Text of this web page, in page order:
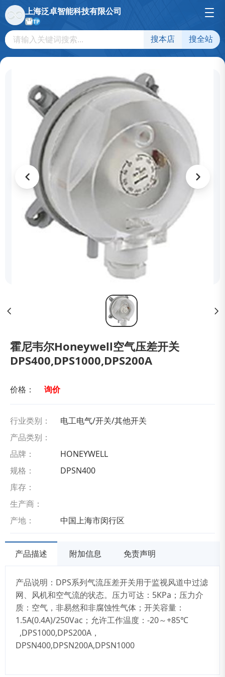
上海泛卓智能科技有限公司
TP
搜本店 搜全站
霍尼韦尔Honeywell空气压差开关
DPS400,DPS1000,DPS200A
价格： 询价
行业类别：
电工电气/开关/其他开关
产品类别：
品牌：
HONEYWELL
规格：
DPSN400
库存：
生产商：
产地：
中国上海市闵行区
产品描述 附加信息 免责声明
产品说明：DPS系列气流压差开关用于监视风道中过滤
网、风机和空气流的状态。压力可达：5KPa；压力介
质：空气，非易然和非腐蚀性气体；开关容量：
1.5A(0.4A)/250Vac；允许工作温度：-20～+85℃
,DPS1000,DPS200A，
DPSN400,DPSN200A,DPSN1000